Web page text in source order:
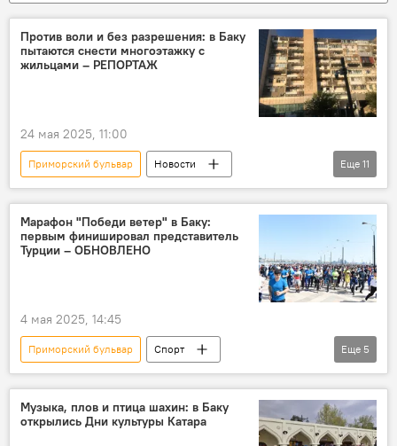
Против воли и без разрешения: в Баку
пытаются снести многоэтажку с
жильцами – РЕПОРТАЖ
24 мая 2025, 11:00
Приморский бульвар
Новости
Азербайджан
Баку
Общество
Недвижимость
Сабаильский район
Исполнительная власть Сабаильского района Баку
Государственный комитет по градостроительству и архитектуре АР
Баил
Аварийное состояние
Еще 11
Марафон "Победи ветер" в Баку:
первым финишировал представитель
Турции – ОБНОВЛЕНО
4 мая 2025, 14:45
Приморский бульвар
Спорт
Азербайджан
Баку
марафон
Площадь Государственного флага Азербайджана
Россия
Турция
Еще 5
Музыка, плов и птица шахин: в Баку
открылись Дни культуры Катара